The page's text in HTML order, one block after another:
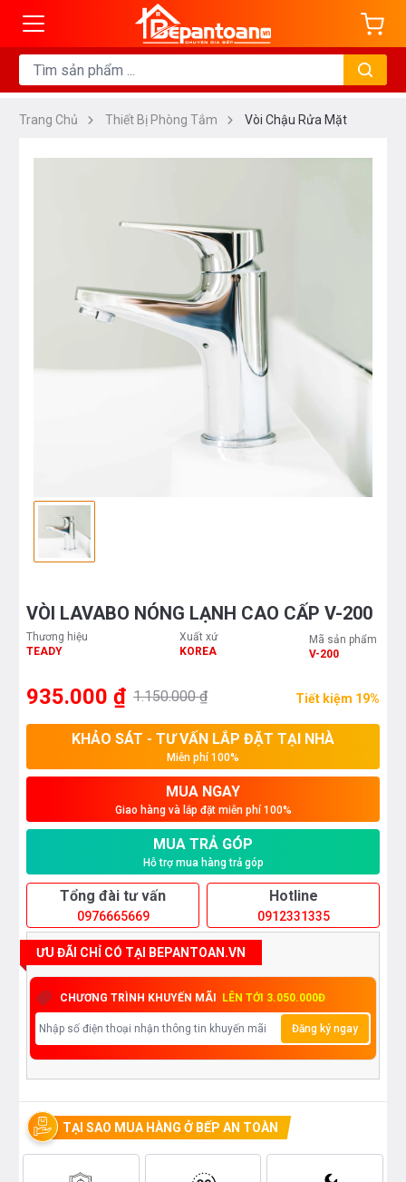
Trang Chủ Thiết Bị Phòng Tắm Vòi Chậu Rửa Mặt
VÒI LAVABO NÓNG LẠNH CAO CẤP V-200
Thương hiệu
TEADY
Xuất xứ
KOREA
Mã sản phẩm
V-200
935.000 ₫ 1.150.000 ₫ Tiết kiệm 19%
KHẢO SÁT - TƯ VẤN LẮP ĐẶT TẠI NHÀ
Miễn phí 100%
MUA NGAY
Giao hàng và lắp đặt miễn phí 100%
MUA TRẢ GÓP
Hỗ trợ mua hàng trả góp
Tổng đài tư vấn
0976665669
Hotline
0912331335
ƯU ĐÃI CHỈ CÓ TẠI BEPANTOAN.VN
CHƯƠNG TRÌNH KHUYẾN MÃI LÊN TỚI 3.050.000Đ
Đăng ký ngay
TẠI SAO MUA HÀNG Ở BẾP AN TOÀN